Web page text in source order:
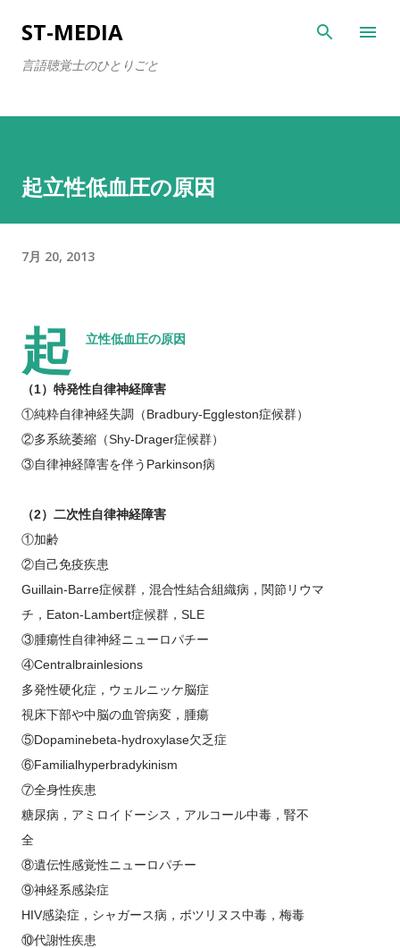
スキップしてメイン コンテンツに移動
ST-MEDIA
言語聴覚士のひとりごと
起立性低血圧の原因
7月 20, 2013
起 立性低血圧の原因
（1）特発性自律神経障害
①純粋自律神経失調（Bradbury-Eggleston症候群）
②多系統萎縮（Shy-Drager症候群）
③自律神経障害を伴う Parkinson病
（2）二次性自律神経障害
①加齢
②自己免疫疾患
Guillain-Barre症候群，混合性結合組織病，関節リウマ
チ， Eaton-Lambert症候群， SLE
③腫瘍性自律神経ニューロパチー
④Centralbrainlesions
多発性硬化症，ウェルニッケ脳症
視床下部や中脳の血管病変，腫瘍
⑤Dopaminebeta-hydroxylase欠乏症
⑥Familialhyperbradykinism
⑦全身性疾患
糖尿病，アミロイドーシス，アルコール中毒，腎不
全
⑧遺伝性感覚性ニューロパチー
⑨神経系感染症
HIV感染症，シャガース病，ボツリヌス中毒，梅毒
⑩代謝性疾患